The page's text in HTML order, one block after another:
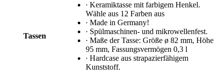
Tassen
∙ Keramiktasse mit farbigem Henkel.
Wähle aus 12 Farben aus
∙ Made in Germany!
∙ Spülmaschinen- und mikrowellenfest.
∙ Maße der Tasse: Größe ø 82 mm, Höhe
95 mm, Fassungsvermögen 0,3 l
∙ Hardcase aus strapazierfähigem
Kunststoff.